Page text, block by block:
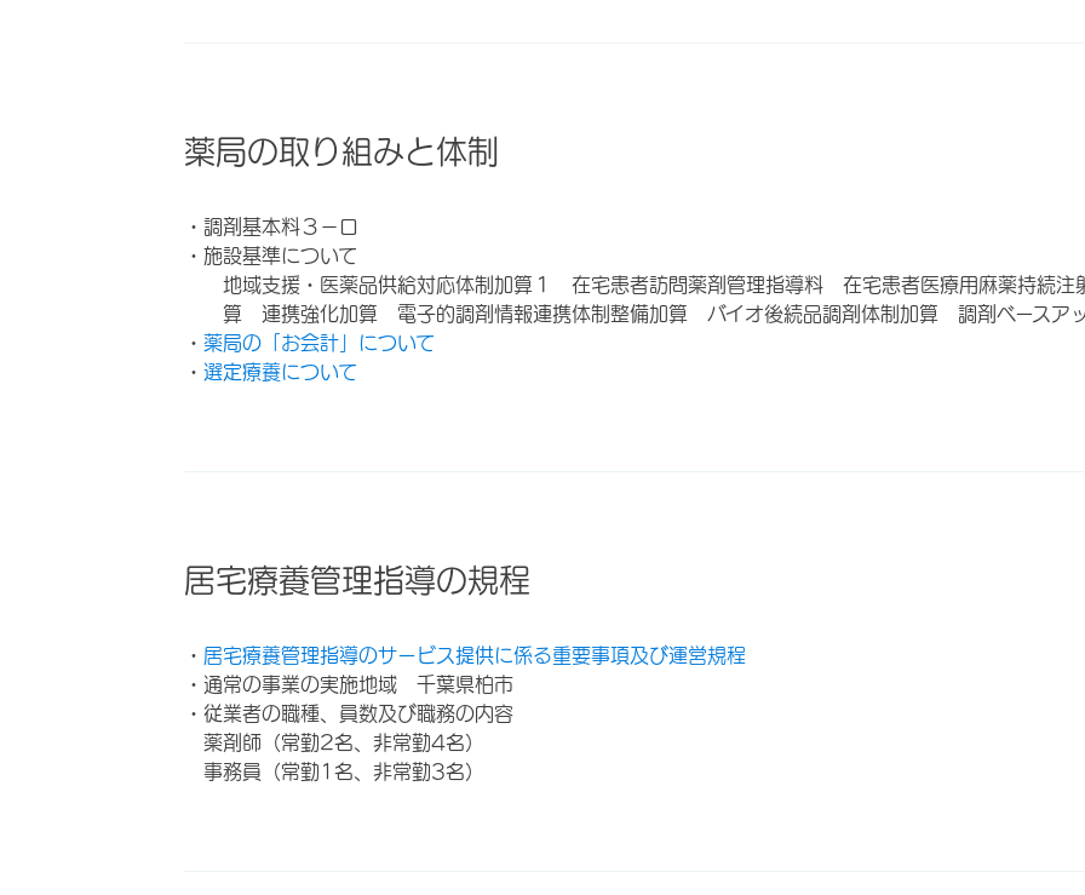
薬局の取り組みと体制
・調剤基本料３－ロ
・施設基準について
地域支援・医薬品供給対応体制加算１ 在宅患者訪問薬剤管理指導料 在宅患者医療用麻薬持続
算 連携強化加算 電子的調剤情報連携体制整備加算 バイオ後続品調剤体制加算 調剤ベースア
・ 薬局の「お会計」について
・ 選定療養について
居宅療養管理指導の規程
・ 居宅療養管理指導のサービス提供に係る重要事項及び運営規程
・通常の事業の実施地域 千葉県柏市
・従業者の職種、員数及び職務の内容
薬剤師（常勤2名、非常勤4名）
事務員（常勤1名、非常勤3名）